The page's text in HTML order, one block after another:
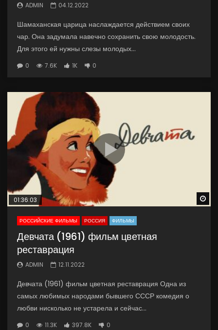
ADMIN 04.12.2022
Шамаханская царица наслаждается действием своих
чар. Она задумала навечно сохранить свою молодость.
Для этого ей нужны слезы молодых...
0 7.6K 1K 0
01:36:03
РОССИЙСКИЕ ФИЛЬМЫ РОССИЯ ФИЛЬМЫ
Девчата (1961) фильм цветная
реставрация
ADMIN 12.11.2022
Девчата (1961) фильм цветная реставрация Одна из
самых любимых народами бывшего СССР комедия о
любви нисколько не устарела и сейчас...
0 11.3K 397.8K 0